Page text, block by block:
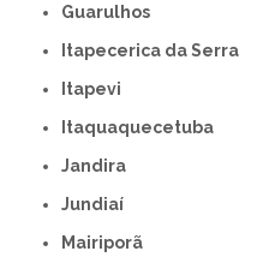
Guarulhos
Itapecerica da Serra
Itapevi
Itaquaquecetuba
Jandira
Jundiaí
Mairiporã